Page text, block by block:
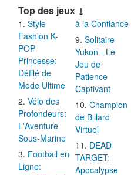
Top des jeux ↓
Style
Fashion K-
POP
Princesse:
Défilé de
Mode Ultime
Vélo des
Profondeurs:
L'Aventure
Sous-Marine
Football en
Ligne:
à la Confiance
Solitaire
Yukon - Le
Jeu de
Patience
Captivant
Champion
de Billard
Virtuel
DEAD
TARGET:
Apocalypse